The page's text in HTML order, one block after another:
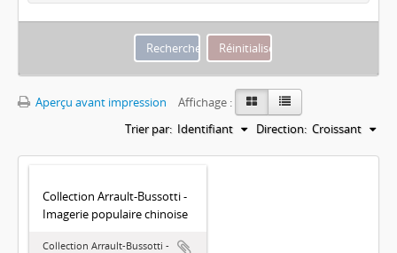
Aperçu avant impression
Affichage :
Trier par: Identifiant Direction: Croissant
Collection Arrault-Bussotti -
Imagerie populaire chinoise
Collection Arrault-Bussotti -